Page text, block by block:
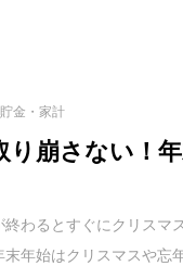
貯金・家計
り崩さない！
終わるとすぐにクリスマ
末年始はクリスマスや忘